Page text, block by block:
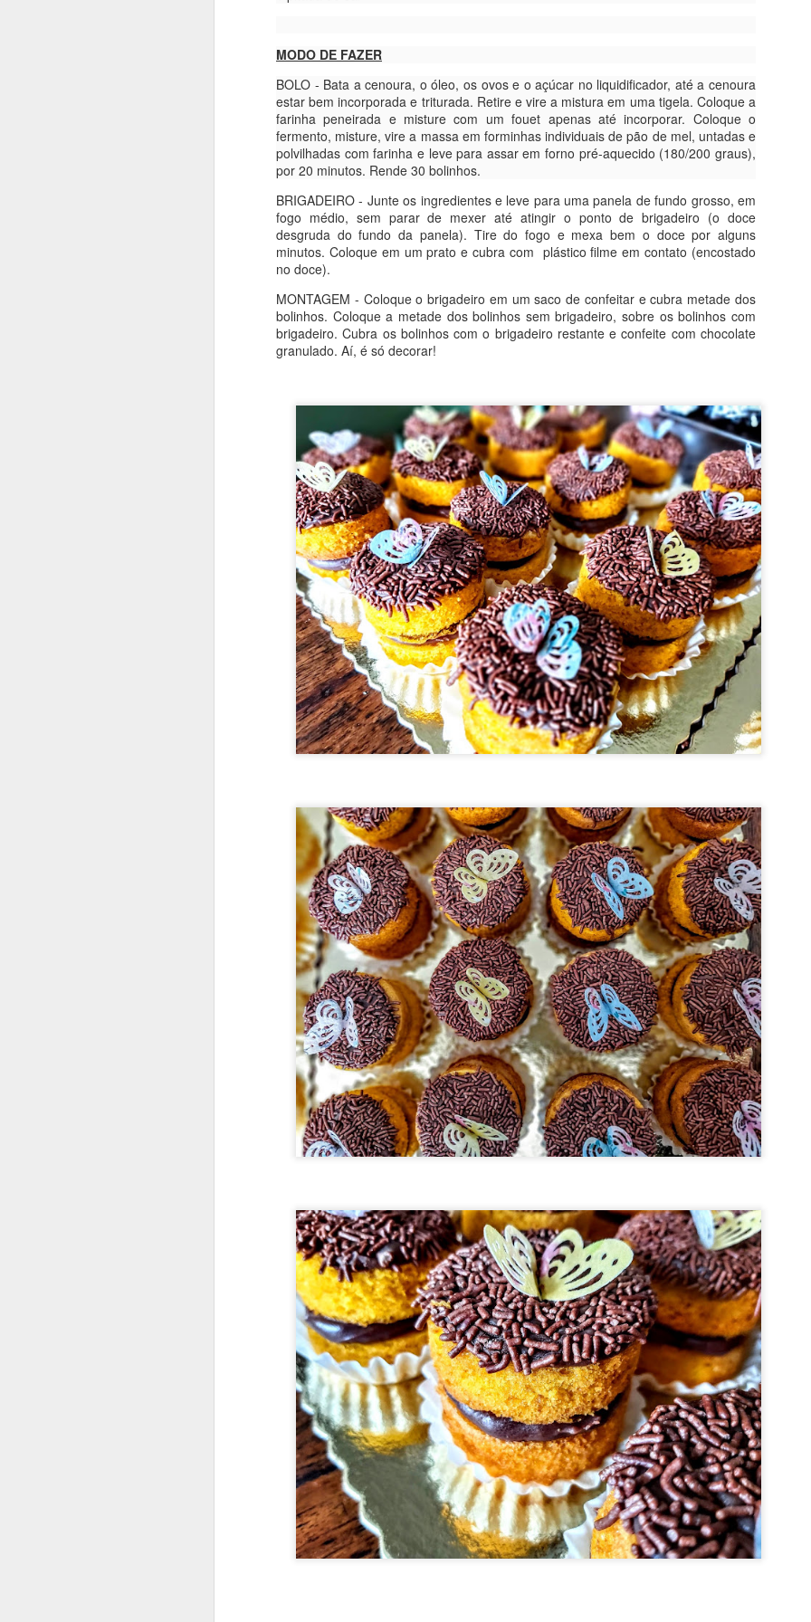
MODO DE FAZER
BOLO - Bata a cenoura, o óleo, os ovos e o açúcar no liquidificador, até a cenoura
estar bem incorporada e triturada. Retire e vire a mistura em uma tigela. Coloque a
farinha peneirada e misture com um fouet apenas até incorporar. Coloque o
fermento, misture, vire a massa em forminhas individuais de pão de mel, untadas e
polvilhadas com farinha e leve para assar em forno pré-aquecido (180/200 graus),
por 20 minutos. Rende 30 bolinhos.
BRIGADEIRO - Junte os ingredientes e leve para uma panela de fundo grosso, em
fogo médio, sem parar de mexer até atingir o ponto de brigadeiro (o doce
desgruda do fundo da panela). Tire do fogo e mexa bem o doce por alguns
minutos. Coloque em um prato e cubra com plástico filme em contato (encostado
no doce).
MONTAGEM - Coloque o brigadeiro em um saco de confeitar e cubra metade dos
bolinhos. Coloque a metade dos bolinhos sem brigadeiro, sobre os bolinhos com
brigadeiro. Cubra os bolinhos com o brigadeiro restante e confeite com chocolate
granulado. Aí, é só decorar!
4g fermento
1 colher de chá de extrato de baunilha
MODO DE FAZER
Em uma tigela, amasse as bananas até virar uma papa. Junte o óleo, a baunilha, o
cacau e misture muito bem. Coloque a farinha aos poucos, misturando sempre. Adicione o
(eu coloquei gotas de chocolate sobre a massa, já na forma), em forno pré-aquecido a 180º
minutos (faça o teste do palito, pois o tempo depende de cada forno). Agora, é só comer!!
Postado há17th July 2022porMarina Mott
0 Adicionar um comentário
BOLO DE AMORAS
Fiz esse bolo para o aniversário da Dani 💖. Todos os anos, no seu aniversário, eu faço um
já virou tradição. Aí que aniversário tem que ter bolo, não é mesmo? É, sim!! Eu queria um
bem distante do chocolate/café do tiramissu. Pensei em fazer um bolo de frutas,
congeladas e pronto! Estava decidido! O resultado agradou muito! Olha só como eu fiz:
4 ovos
1 copo de iogurte natural (ou 1 xícara de leite integral com o suco de meio limão)*
2/3 de xícara de óleo de girassol (ou coco)
2 xícaras de açúcar peneirado
2 1/2 xícaras de farinha de trigo peneirada
2 colheres de sopa de extrato de baunilha
1 colher de sopa de fermento
MODO DE FAZER
Em uma vasilha coloque os ovos, o iogurte, o açúcar, o óleo e a baunilha e misture tudo com
incorporado. Acrescente a farinha aos poucos, mexendo tudo a cada adição, apenas até
a mistura, fara que a ação mecânica não faça o glúten se desenvolver). Por fim, junte o
vez, delicadamente. Colocar em 2 formas redondas, de fundo falso, de 20 cm dediâmetro,
levar ao forno (180º) pré aquecido até fazer o teste do palito (espetar o palito no meio do